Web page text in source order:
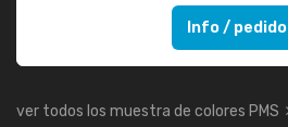
Info / pedido
ver todos los muestra de colores PMS